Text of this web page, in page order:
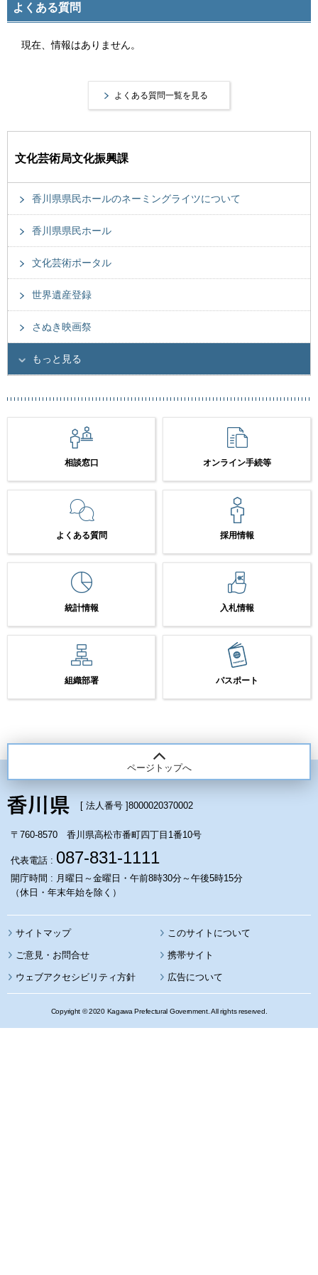
よくある質問
現在、情報はありません。
よくある質問一覧を見る
文化芸術局文化振興課
香川県県民ホールのネーミングライツについて
香川県県民ホール
文化芸術ポータル
世界遺産登録
さぬき映画祭
もっと見る
相談窓口 オンライン手続等
よくある質問 採用情報
統計情報 入札情報
組織部署 パスポート
ページトップへ
[ 法人番号 ]8000020370002
〒760-8570 香川県高松市番町四丁目1番10号
代表電話 : 087-831-1111
開庁時間 : 月曜日～金曜日・午前8時30分～午後5時15分
（休日・年末年始を除く）
サイトマップ このサイトについて
携帯サイト
ウェブアクセシビリティ方針 広告について
Copyright © 2020 Kagawa Prefectural Government. All rights reserved.